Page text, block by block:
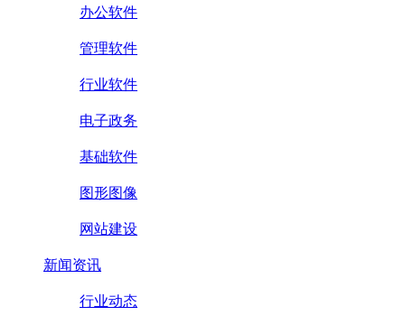
办公软件
管理软件
行业软件
电子政务
基础软件
图形图像
网站建设
新闻资讯
行业动态